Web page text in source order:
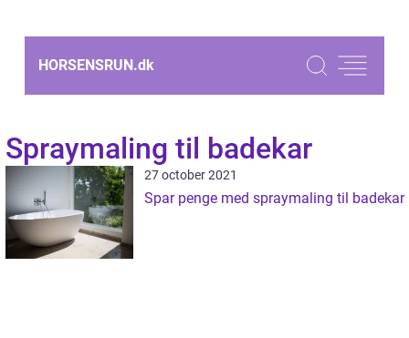
HORSENSRUN.dk
Spraymaling til badekar
27 october 2021
Spar penge med spraymaling til badekar